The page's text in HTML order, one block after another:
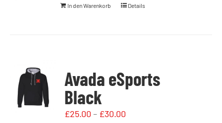
In den Warenkorb Details
Avada eSports
Black
£25.00 – £30.00